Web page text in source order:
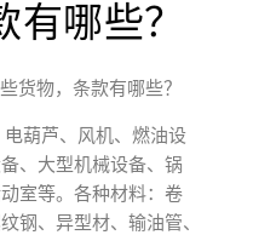
哪些？
货物，条款有哪些？
葫芦、风机、燃油设
、大型机械设备、锅
室等。各种材料：卷
钢、异型材、输油管、